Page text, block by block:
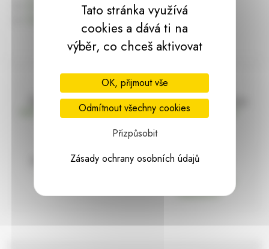
Doprava zdarma
nad 2000 Kč bez DPH
Vše máme skladem
Ihned k odeslání
97% hodnocení Zásilka pod
Tato stránka využívá
cookies a dává ti na
výběr, co chceš aktivovat
OK, přijmout vše
Odmítnout všechny cookies
Přizpůsobit
Zásady ochrany osobních údajů